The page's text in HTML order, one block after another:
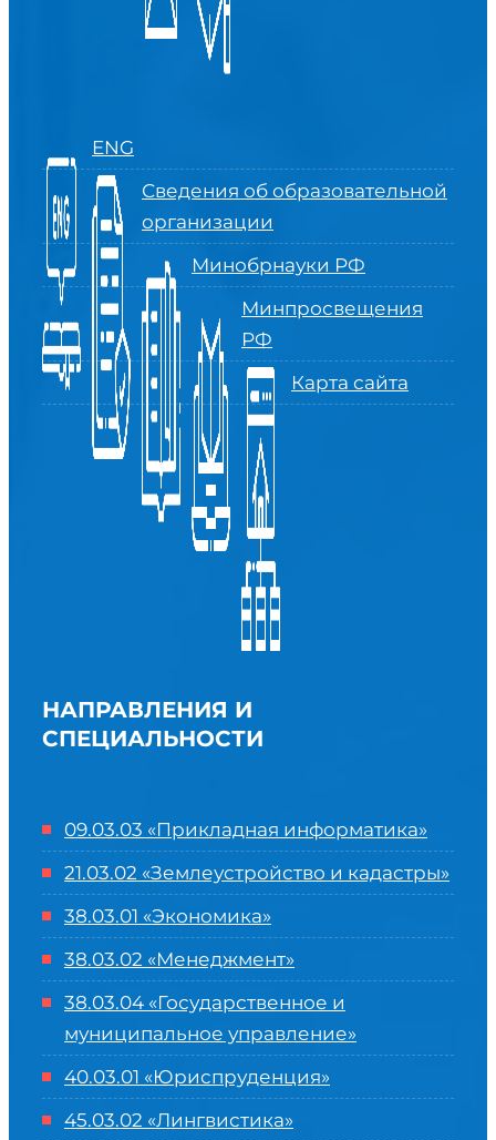
ENG
Сведения об образовательной
организации
Минобрнауки РФ
Минпросвещения
РФ
Карта сайта
НАПРАВЛЕНИЯ И
СПЕЦИАЛЬНОСТИ
09.03.03 «Прикладная информатика»
21.03.02 «Землеустройство и кадастры»
38.03.01 «Экономика»
38.03.02 «Менеджмент»
38.03.04 «Государственное и
муниципальное управление»
40.03.01 «Юриспруденция»
45.03.02 «Лингвистика»